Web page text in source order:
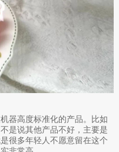
器高度标准化的产品。比如
是说其他产品不好，主要是
很多年轻人不愿意留在这个